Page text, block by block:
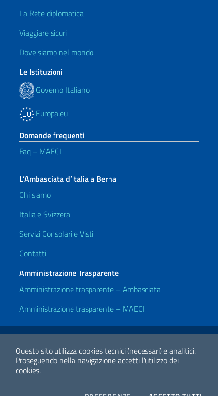
Questo sito utilizza cookies tecnici (necessari) e analitici.
Proseguendo nella navigazione accetti l'utilizzo dei
cookies.
La Rete diplomatica
Viaggiare sicuri
Dove siamo nel mondo
Le Istituzioni
Governo Italiano
Europa.eu
Domande frequenti
Faq – MAECI
L’Ambasciata d’Italia a Berna
Chi siamo
Italia e Svizzera
Servizi Consolari e Visti
Contatti
Amministrazione Trasparente
Amministrazione trasparente – Ambasciata
Amministrazione trasparente – MAECI
Link Utili